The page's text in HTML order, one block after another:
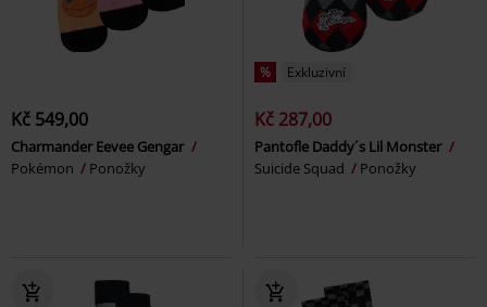
Kč 549,00
Charmander Eevee Gengar
Pokémon
Ponožky
% Exkluzivní
Kč 287,00
Pantofle Daddy´s Lil Monster
Suicide Squad
Ponožky